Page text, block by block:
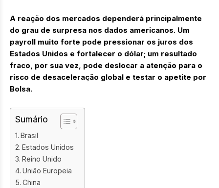
A reação dos mercados dependerá principalmente
do grau de surpresa nos dados americanos. Um
payroll muito forte pode pressionar os juros dos
Estados Unidos e fortalecer o dólar; um resultado
fraco, por sua vez, pode deslocar a atenção para o
risco de desaceleração global e testar o apetite por
Bolsa.
Sumário
Brasil
Estados Unidos
Reino Unido
União Europeia
China